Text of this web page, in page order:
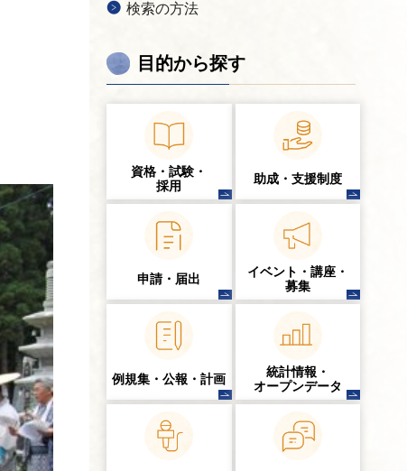
検索の方法
目的から探す
資格・試験・
採用
助成・支援制度
申請・届出
イベント・講座・
募集
例規集・公報・計画
統計情報・
オープンデータ